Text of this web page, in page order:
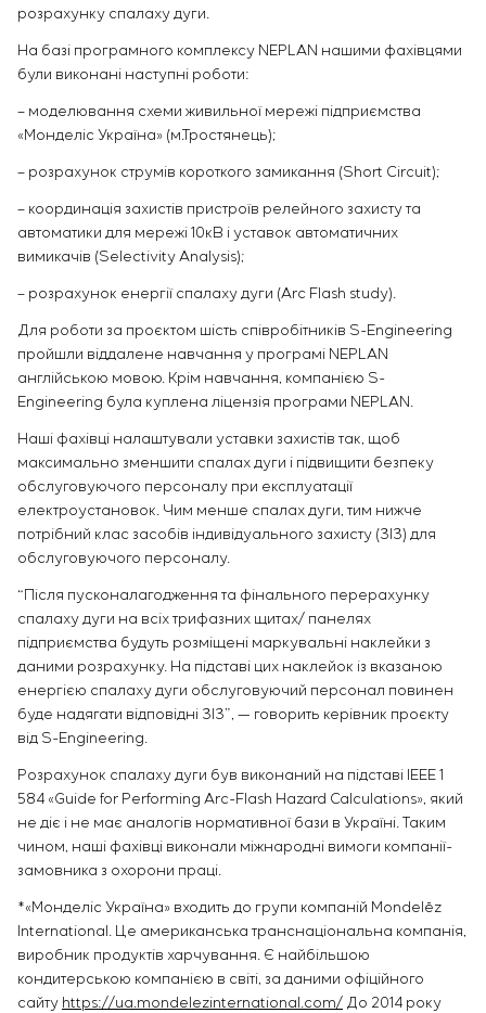
розрахунку спалаху дуги.
На базі програмного комплексу NEPLAN нашими фахівцями
були виконані наступні роботи:
– моделювання схеми живильної мережі підприємства
«Монделіс Україна» (м.Тростянець);
– розрахунок струмів короткого замикання (Short Circuit);
– координація захистів пристроїв релейного захисту та
автоматики для мережі 10кВ і уставок автоматичних
вимикачів (Selectivity Analysis);
– розрахунок енергії спалаху дуги (Arc Flash study).
Для роботи за проєктом шість співробітників S-Engineering
пройшли віддалене навчання у програмі NEPLAN
англійською мовою. Крім навчання, компанією S-
Engineering була куплена ліцензія програми NEPLAN.
Наші фахівці налаштували уставки захистів так, щоб
максимально зменшити спалах дуги і підвищити безпеку
обслуговуючого персоналу при експлуатації
електроустановок. Чим менше спалах дуги, тим нижче
потрібний клас засобів індивідуального захисту (ЗІЗ) для
обслуговуючого персоналу.
“Після пусконалагодження та фінального перерахунку
спалаху дуги на всіх трифазних щитах/ панелях
підприємства будуть розміщені маркувальні наклейки з
даними розрахунку. На підставі цих наклейок із вказаною
енергією спалаху дуги обслуговуючий персонал повинен
буде надягати відповідні ЗІЗ”, — говорить керівник проєкту
від S-Engineering.
Розрахунок спалаху дуги був виконаний на підставі IEEE 1
584 «Guide for Performing Arc-Flash Hazard Calculations», який
не діє і не має аналогів нормативної бази в Україні. Таким
чином, наші фахівці виконали міжнародні вимоги компанії-
замовника з охорони праці.
*«Монделіс Україна» входить до групи компаній Mondelēz
International. Це американська транснаціональна компанія,
виробник продуктів харчування. Є найбільшою
кондитерською компанією в світі, за даними офіційного
сайту https://ua.mondelezinternational.com/ До 2014 року